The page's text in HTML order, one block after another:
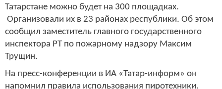
Татарстане можно будет на 300 площадках.
Организовали их в 23 районах республики. Об этом
сообщил заместитель главного государственного
инспектора РТ по пожарному надзору Максим
Трущин.
На пресс-конференции в ИА «Татар-информ» он
напомнил правила использования пиротехники.